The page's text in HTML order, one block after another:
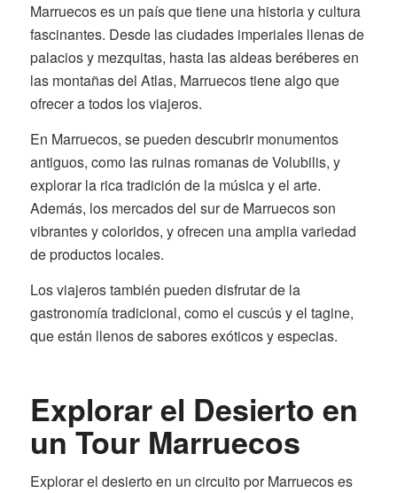
Marruecos es un país que tiene una historia y cultura
fascinantes. Desde las ciudades imperiales llenas de
palacios y mezquitas, hasta las aldeas beréberes en
las montañas del Atlas, Marruecos tiene algo que
ofrecer a todos los viajeros.
En Marruecos, se pueden descubrir monumentos
antiguos, como las ruinas romanas de Volubilis, y
explorar la rica tradición de la música y el arte.
Además, los mercados del sur de Marruecos son
vibrantes y coloridos, y ofrecen una amplia variedad
de productos locales.
Los viajeros también pueden disfrutar de la
gastronomía tradicional, como el cuscús y el tagine,
que están llenos de sabores exóticos y especias.
Explorar el Desierto en
un Tour Marruecos
Explorar el desierto en un circuito por Marruecos es